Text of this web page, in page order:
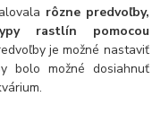
rôzne predvoľby,
rastlín pomocou
je možné nastaviť
bolo možné dosiahnuť